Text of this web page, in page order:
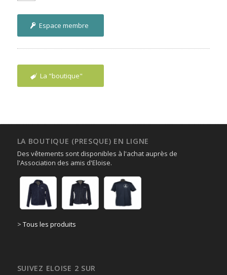
Espace membre
La "boutique"
LA BOUTIQUE (PRESQUE) EN LIGNE
Des vêtements sont disponibles à l'achat auprès de
l'Association des amis d'Eloise.
> Tous les produits
SUIVEZ ELOISE 2 SUR